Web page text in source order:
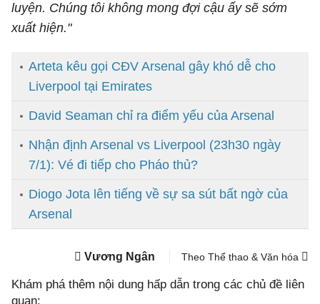
luyện. Chúng tôi không mong đợi cậu ấy sẽ sớm
xuất hiện."
Arteta kêu gọi CĐV Arsenal gây khó dễ cho
Liverpool tại Emirates
David Seaman chỉ ra điểm yếu của Arsenal
Nhận định Arsenal vs Liverpool (23h30 ngày
7/1): Vé đi tiếp cho Pháo thủ?
Diogo Jota lên tiếng về sự sa sút bất ngờ của
Arsenal
Vương Ngân Theo Thể thao & Văn hóa
Khám phá thêm nội dung hấp dẫn trong các chủ đề liên
quan: